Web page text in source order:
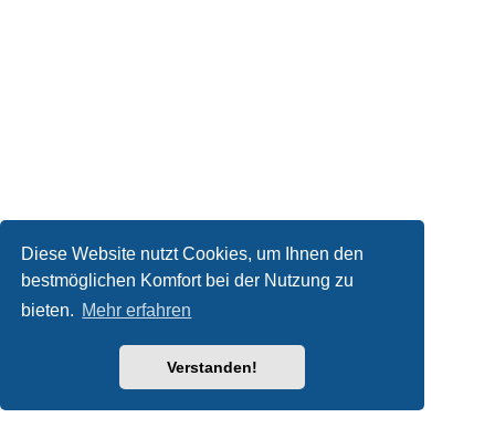
Diese Website nutzt Cookies, um Ihnen den
bestmöglichen Komfort bei der Nutzung zu
bieten. Mehr erfahren
Verstanden!